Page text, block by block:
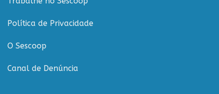
Política de Privacidade
O Sescoop
Canal de Denúncia